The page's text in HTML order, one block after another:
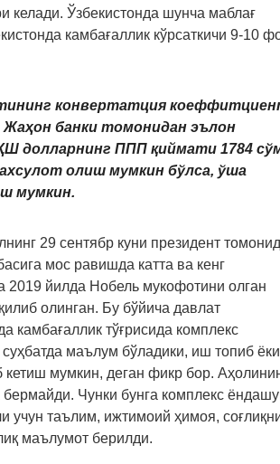
келади. Ўзбекистонда шунча маблағ
камбағаллик кўрсаткичи 9-10
конвертатция
Жаҳон банки томонидан эълон
долларнинг ППП қиймати 1784
олиш мумкин бўлса, ўша
мумкин.
29 сентябр куни президент
мос равишда катта ва кенг
2019 йилда Нобель мукофотини олган
олинган. Бу бўйича давлат
камбағаллик тўғрисида комплекс
маълум бўладики, иш топиб ёки
мумкин, деган фикр бор.
Чунки бунга комплекс
учун таълим, ижтимоий ҳимоя,
маълумот берилди.